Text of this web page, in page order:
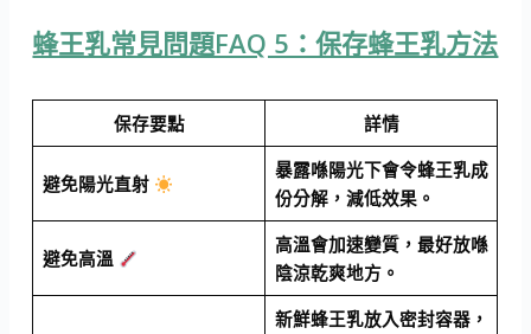
蜂王乳常見問題FAQ 5：保存蜂王乳方法
保存要點 詳情
避免陽光直射
暴露喺陽光下會令蜂王乳成
份分解，減低效果。
避免高溫
高溫會加速變質，最好放喺
陰涼乾爽地方。
新鮮蜂王乳放入密封容器，